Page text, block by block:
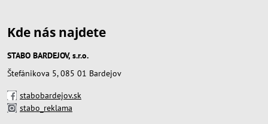
Kde nás najdete
STABO BARDEJOV, s.r.o.
Štefánikova 5, 085 01 Bardejov
stabobardejov.sk
stabo_reklama